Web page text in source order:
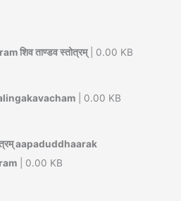
शिव ताण्डव स्तोत्रम्| 0.00 KB
| 0.00 KB
aapaduddhaarak
| 0.00 KB